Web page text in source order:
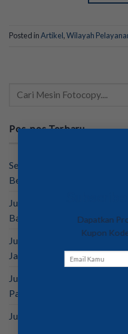
Dapatkan
Kupon
Posted inArtikel,Wilayah
Pos-pos Terbaru
Sewa Mesin Fotocopy
Bekasi Tangerang
Jual dan Sewa Mesin
Barat
Jual Mesin Fotocopy
Jakarta
Jual Mesin Fotocopy Bekas
Palembang
Jual Mesin Fotocopy